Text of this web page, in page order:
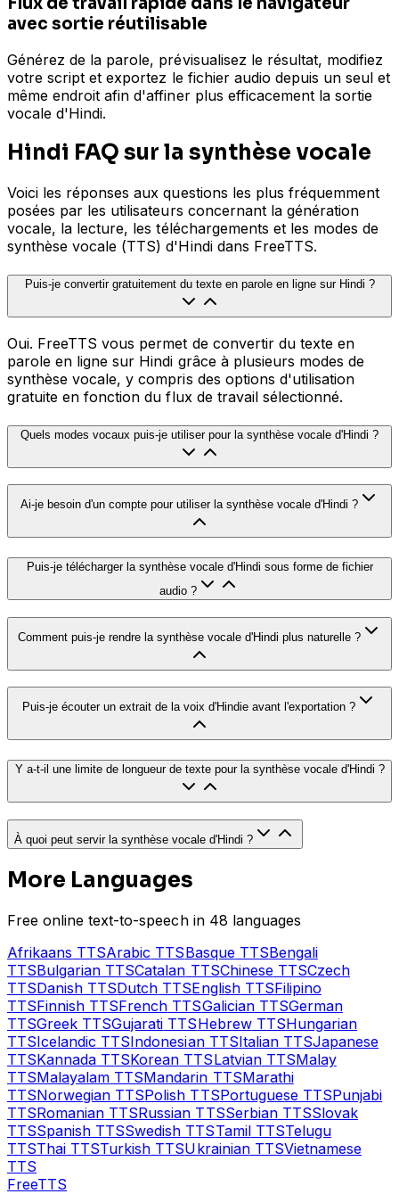
avec sortie réutilisable
Générez de la parole, prévisualisez le résultat, modifiez
votre script et exportez le fichier audio depuis un seul et
même endroit afin d'affiner plus efficacement la sortie
vocale d'Hindi.
Hindi FAQ sur la synthèse vocale
Voici les réponses aux questions les plus fréquemment
posées par les utilisateurs concernant la génération
vocale, la lecture, les téléchargements et les modes de
synthèse vocale (TTS) d'Hindi dans FreeTTS.
Puis-je convertir gratuitement du texte en parole en ligne sur Hindi ?
Oui. FreeTTS vous permet de convertir du texte en
parole en ligne sur Hindi grâce à plusieurs modes de
synthèse vocale, y compris des options d'utilisation
gratuite en fonction du flux de travail sélectionné.
Quels modes vocaux puis-je utiliser pour la synthèse vocale d'Hindi ?
Ai-je besoin d'un compte pour utiliser la synthèse vocale d'Hindi ?
Puis-je télécharger la synthèse vocale d'Hindi sous forme de fichier
audio ?
Comment puis-je rendre la synthèse vocale d'Hindi plus naturelle ?
Puis-je écouter un extrait de la voix d'Hindie avant l'exportation ?
Y a-t-il une limite de longueur de texte pour la synthèse vocale d'Hindi ?
À quoi peut servir la synthèse vocale d'Hindi ?
More Languages
Free online text-to-speech in 48 languages
Afrikaans TTSArabic TTSBasqueTTSBengali
TTSBulgarian TTSCatalan TTSChineseTTSCzech
TTSDanish TTSDutch TTSEnglishTTSFilipino
TTSFinnish TTSFrench TTSGalicianTTSGerman
TTSGreek TTSGujarati TTSHebrewTTSHungarian
TTSIcelandic TTSIndonesianTTSItalianTTSJapanese
TTSKannada TTSKorean TTSLatvianTTSMalay
TTSMalayalam TTSMandarin TTSMarathi
TTSNorwegian TTSPolish TTSPortugueseTTSPunjabi
TTSRomanian TTSRussian TTSSerbianTTSSlovak
TTSSpanish TTSSwedish TTSTamilTTSTelugu
TTSThai TTSTurkish TTSUkrainianTTSVietnamese
TTS
FreeTTS